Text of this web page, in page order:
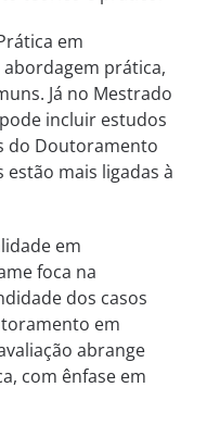
em
prática,
Já no Mestrado
incluir estudos
do Doutoramento
mais ligadas à
em
foca na
dos casos
em
abrange
com ênfase em